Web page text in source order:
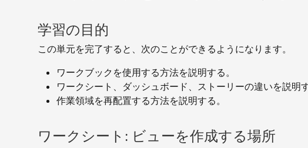
学習の目的
この単元を完了すると、次のことができるようになります。
ワークブックを使用する方法を説明する。
ワークシート、ダッシュボード、ストーリーの違いを説明す
作業領域を再配置する方法を説明する。
ワークシート: ビューを作成する場所